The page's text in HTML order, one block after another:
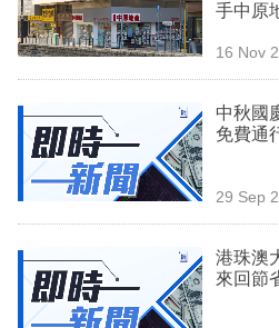
投
資
理
業
手中原
16 Nov
中秋國
免費通
29 Sep
港珠澳
來回節